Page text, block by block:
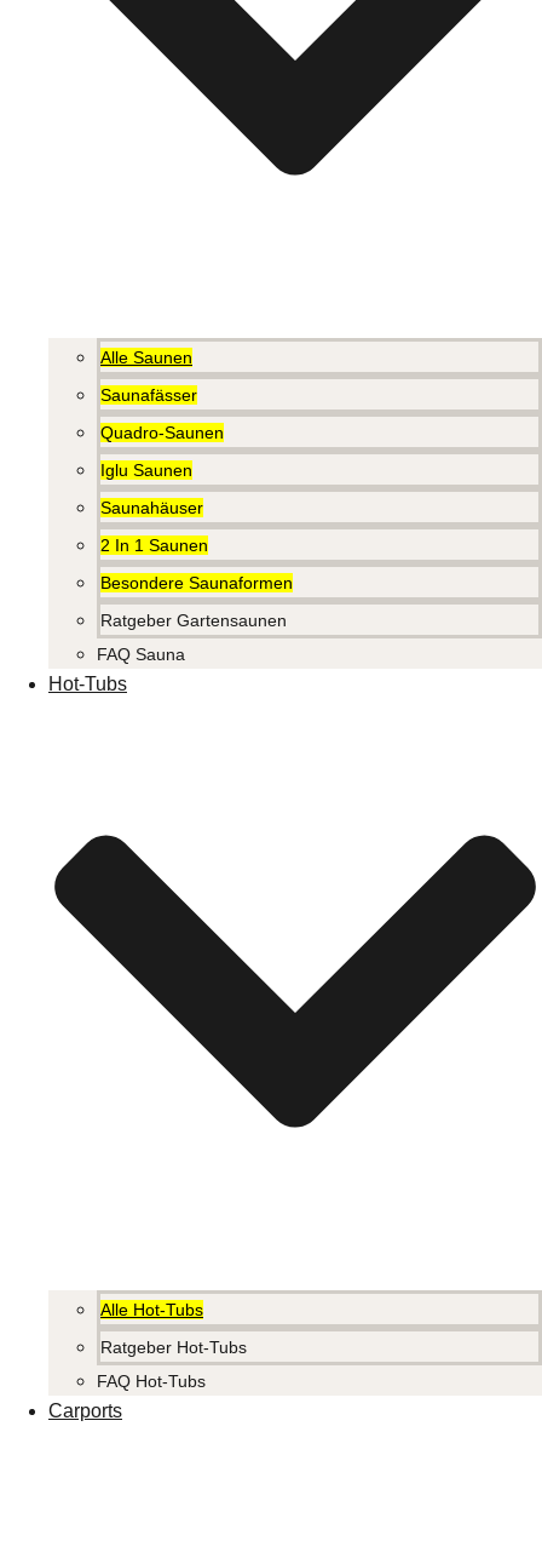
Alle Saunen
Saunafässer
Quadro-Saunen
Iglu Saunen
Saunahäuser
2 In 1 Saunen
Besondere Saunaformen
Ratgeber Gartensaunen
FAQ Sauna
Hot-Tubs
Alle Hot-Tubs
Ratgeber Hot-Tubs
FAQ Hot-Tubs
Carports